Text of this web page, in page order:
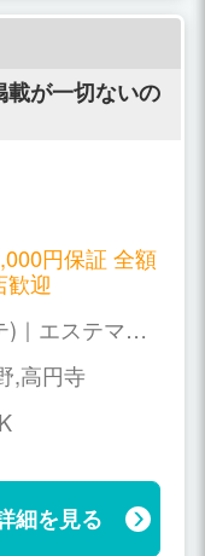
が一切ないの
円保証 全額
歓迎
)｜エステマッ
,高円寺
細を見る